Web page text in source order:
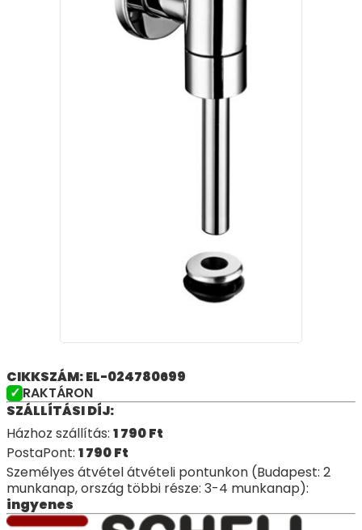
CIKKSZÁM: EL-024780699
RAKTÁRON
SZÁLLÍTÁSI DÍJ:
Házhoz szállítás: 1 790Ft
PostaPont: 1 790Ft
Személyes átvétel átvételi pontunkon (Budapest: 2
munkanap, ország többi része: 3-4 munkanap):
ingyenes